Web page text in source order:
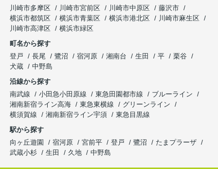
川崎市多摩区
川崎市宮前区 川崎市中原区
藤沢市
横浜市都筑区
横浜市青葉区 横浜市港北区
川崎市麻生区
川崎市高津区
横浜市緑区
町名から探す
登戸
長尾 鷺沼 宿河原 湘南台 生田 平
栗谷
犬蔵
中野島
沿線から探す
南武線
小田急小田原線 東急田園都市線
ブルーライン
湘南新宿ライン高海
東急東横線
グリーンライン
横須賀線
湘南新宿ライン宇須
東急目黒線
駅から探す
向ヶ丘遊園
宿河原 宮前平 登戸 鷺沼
たまプラーザ
武蔵小杉
生田 久地 中野島